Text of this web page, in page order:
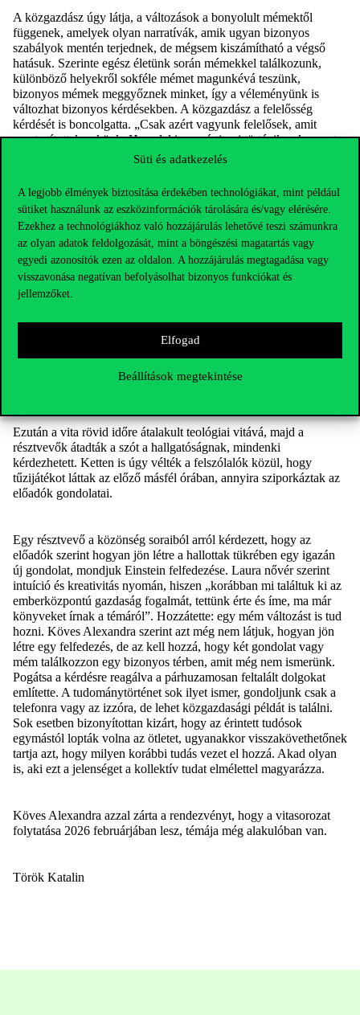
Süti és adatkezelés
A legjobb élmények biztosítása érdekében technológiákat, mint például
sütiket használunk az eszközinformációk tárolására és/vagy elérésére.
Ezekhez a technológiákhoz való hozzájárulás lehetővé teszi számunkra
az olyan adatok feldolgozását, mint a böngészési magatartás vagy
egyedi azonosítók ezen az oldalon. A hozzájárulás megtagadása vagy
visszavonása negatívan befolyásolhat bizonyos funkciókat és
jellemzőket.
Elfogad
Beállítások megtekintése
A közgazdász úgy látja, a változások a bonyolult mémektől
függenek, amelyek olyan narratívák, amik ugyan bizonyos
szabályok mentén terjednek, de mégsem kiszámítható a végső
hatásuk. Szerinte egész életünk során mémekkel találkozunk,
különböző helyekről sokféle mémet magunkévá teszünk,
bizonyos mémek meggyőznek minket, így a véleményünk is
változhat bizonyos kérdésekben. A közgazdász a felelősség
kérdését is boncolgatta. „Csak azért vagyunk felelősek, amit
megtanítottak nekünk. Ha valaki nem érti, mi történik vele, mert
csak lebutított történeteket hall, akkornem kérhető
Sziporkázó gondolatok
Avitaindítók utáni beszélgetésbenLaura nővér nem értett egyet
abbanPogát saZoltánnal, hogy afrissenmegszületett baba
semleges;véleménye szerint lelkiismerete, lelke is van. A
megtenni”. Köves Alexandra a mém fogalmát társadalmi
képzeletnek nevezi. „A mémek tanulása ott kezdődik, hogy a
miatt nem érzi jól magát, a mosollyal pedig azt, hogy minden
Pogátsa.
Ezután a vita rövid időre átalakult teológiai vitává, majd a
résztvevők átadták a szót a hallgatóságnak, mindenki
kérdezhetett. Ketten is úgy vélték a felszólalók közül, hogy
tűzijátékot láttak az előző másfél órában, annyira sziporkáztak az
előadók gondolatai.
Egy résztvevő a közönség soraiból arról kérdezett, hogy az
előadók szerint hogyan jön létre a hallottak tükrében egy igazán
új gondolat, mondjuk Einstein felfedezése. Laura nővér szerint
intuíció és kreativitás nyomán, hiszen „korábban mi találtuk ki az
emberközpontú gazdaság fogalmát, tettünk érte és íme, ma már
könyveket írnak a témáról”. Hozzátette: egy mém változást is tud
hozni. Köves Alexandra szerint azt még nem látjuk, hogyan jön
létre egy felfedezés, de az kell hozzá, hogy két gondolat vagy
mém találkozzon egy bizonyos térben, amit még nem ismerünk.
Pogátsa a kérdésre reagálva a párhuzamosan feltalált dolgokat
említette. A tudománytörténet sok ilyet ismer, gondoljunk csak a
telefonra vagy az izzóra, de lehet közgazdasági példát is találni.
Sok esetben bizonyítottan kizárt, hogy az érintett tudósok
egymástól lopták volna az ötletet, ugyanakkor visszakövethetőnek
tartja azt, hogy milyen korábbi tudás vezet el hozzá. Akad olyan
is, aki ezt a jelenséget a kollektív tudat elmélettel magyarázza.
Köves Alexandra azzal zárta a rendezvényt, hogy a vitasorozat
folytatása 2026 februárjában lesz, témája még alakulóban van.
Török Katalin